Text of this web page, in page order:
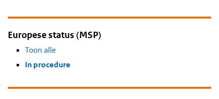
Europese status (MSP)
Toon alle
In procedure